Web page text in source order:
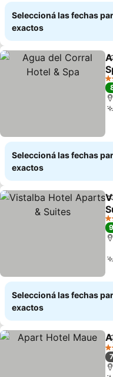
Seleccioná las fechas
exactos
4
Seleccioná las fechas
exactos
3
Seleccioná las fechas
exactos
3